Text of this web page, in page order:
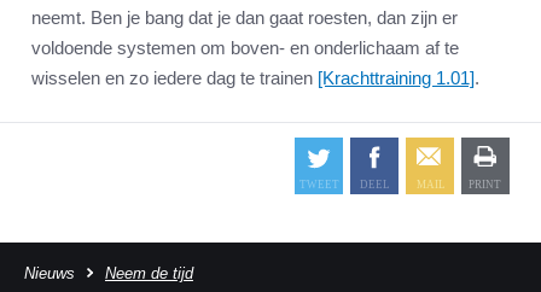
neemt. Ben je bang dat je dan gaat roesten, dan zijn er
voldoende systemen om boven- en onderlichaam af te
wisselen en zo iedere dag te trainen [Krachttraining 1.01].
Nieuws Neem de tijd